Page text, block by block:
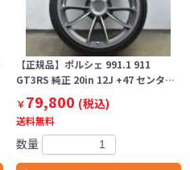
【正規品】ポルシェ 991.1 911
GT3RS 純正 20in 12J +47 センタ…
￥79,800 (税込)
送料無料
数量